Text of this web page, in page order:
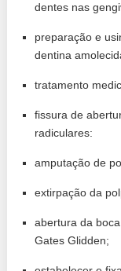
dentes nas
preparação e
dentina
tratamento
fissura de
radiculares:
amputação de
extirpação da
abertura da
Gates Glidden;